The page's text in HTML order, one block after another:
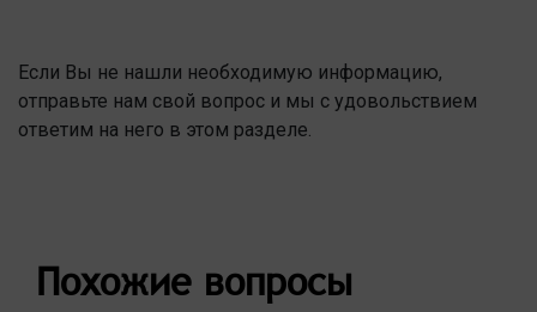
Если Вы не нашли необходимую информацию,
отправьте нам свой вопрос и мы с удовольствием
ответим на него в этом разделе.
Похожие вопросы